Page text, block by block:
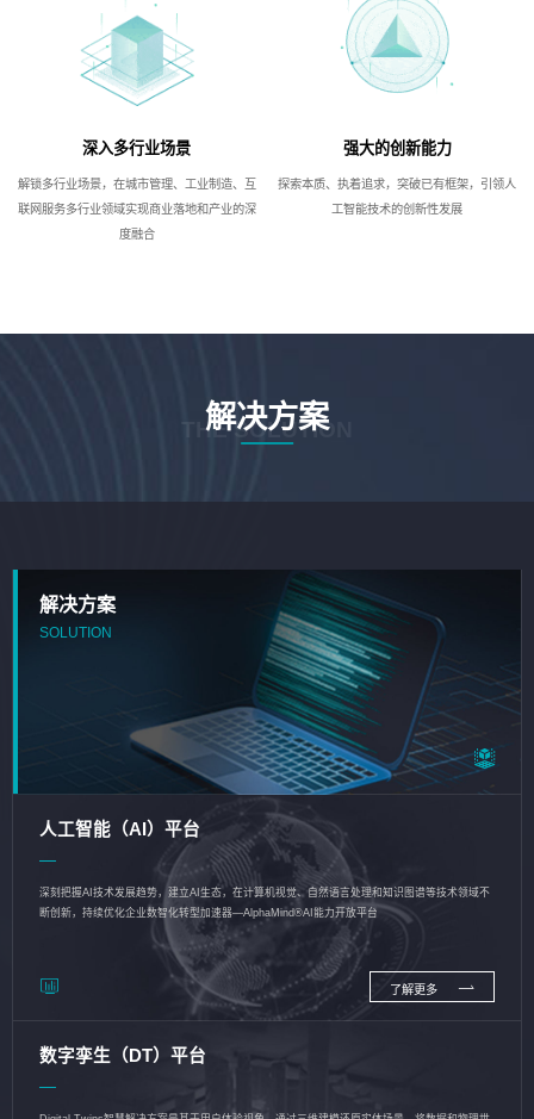
深入多行业场景
解锁多行业场景，在城市管理、工业制造、互
联网服务多行业领域实现商业落地和产业的深
度融合
强大的创新能力
探索本质、执着追求，突破已有框架，引领人
工智能技术的创新性发展
解决方案
THE SOLUTION
解决方案
SOLUTION
人工智能（AI）平台
深刻把握AI技术发展趋势，建立AI生态，在计算机视觉、自然语言处理和知识图谱等技术领域不
断创新，持续优化企业数智化转型加速器—AlphaMind®AI能力开放平台
了解更多
数字孪生（DT）平台